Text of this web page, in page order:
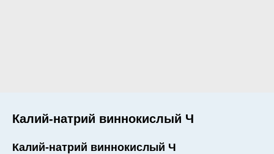
Калий-натрий виннокислый Ч
Калий-натрий виннокислый Ч